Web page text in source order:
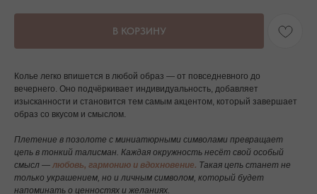
В КОРЗИНУ
Колье легко впишется в любой образ — от повседневного до
вечернего. Оно подчёркивает индивидуальность, добавляет
изысканности и становится тем самым акцентом, который завершает
образ со вкусом и смыслом.
Плетение в позолоте с миниатюрными символами превращает
цепь в тонкий талисман. Каждая окружность несёт свой особый
смысл — любовь, гармонию и вдохновение. Такая цепь станет не
только украшением, но и личным символом, который будет
напоминать о ценностях и желаниях.